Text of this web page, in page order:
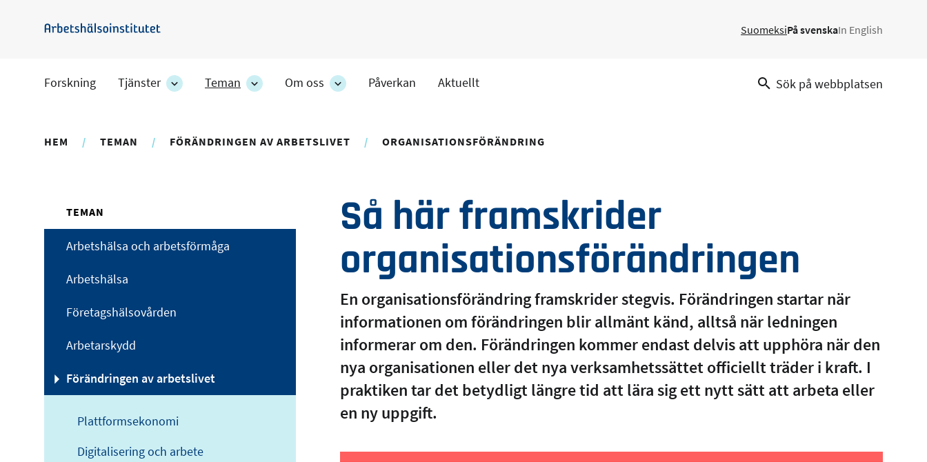
Arbetshälsoinstitutet
SuomeksiPå svenskaIn English
Forskning Tjänster
Tjänster
undersidor
Teman
TemanOm oss
Om
undersidor
Påverkan Aktuellt Sök på webbplatsen
HEM TEMAN FÖRÄNDRINGEN AV ARBETSLIVET ORGANISATIONSFÖRÄNDRING
Så här framskrider
organisationsförändringen
En organisationsförändring framskrider stegvis. Förändringen startar när
informationen om förändringen blir allmänt känd, alltså när ledningen
informerar om den. Förändringen kommer endast delvis att upphöra när den
nya organisationen eller det nya verksamhetssättet officiellt träder i kraft. I
praktiken tar det betydligt längre tid att lära sig ett nytt sätt att arbeta eller
en ny uppgift.
TEMAN
Arbetshälsa och arbetsförmåga
Arbetshälsa
Företagshälsovården
Arbetarskydd
Förändringen av arbetslivet
Plattformsekonomi
Digitalisering och arbete